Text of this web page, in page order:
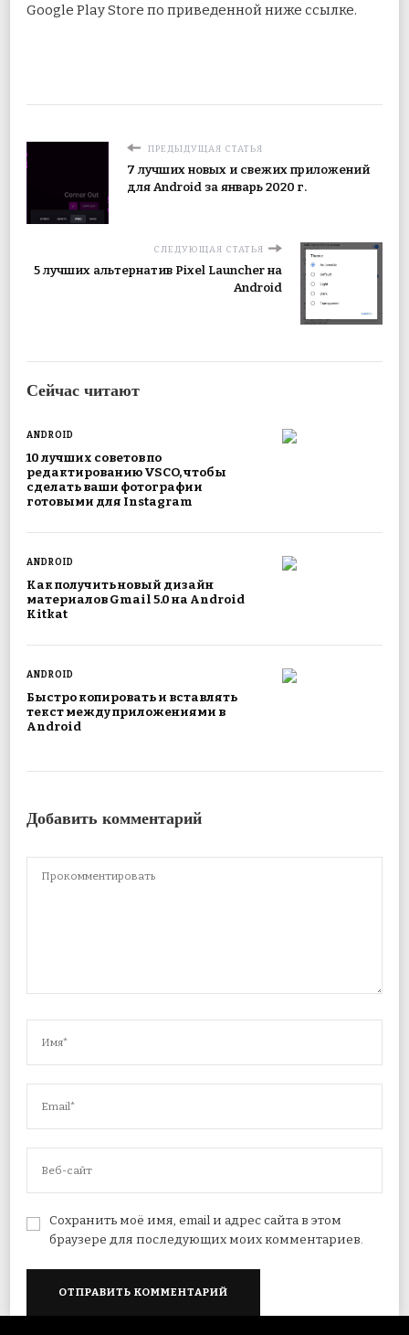
Google Play Store по приведенной ниже ссылке.
ПРЕДЫДУЩАЯ СТАТЬЯ
7 лучших новых и свежих приложений
для Android за январь 2020 г.
СЛЕДУЮЩАЯ СТАТЬЯ
5 лучших альтернатив Pixel Launcher на
Android
Сейчас читают
ANDROID
10 лучших советов по
редактированию VSCO, чтобы
сделать ваши фотографии
готовыми для Instagram
ANDROID
Как получить новый дизайн
материалов Gmail 5.0 на Android
Kitkat
ANDROID
Быстро копировать и вставлять
текст между приложениями в
Android
Добавить комментарий
Сохранить моё имя, email и адрес сайта в этом
браузере для последующих моих комментариев.